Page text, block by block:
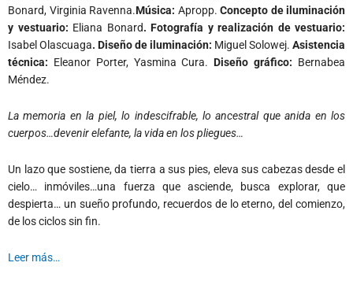
Bonard, Virginia Ravenna.Música: Apropp. Concepto de iluminación
y vestuario: Eliana Bonard. Fotografía y realización de vestuario:
Isabel Olascuaga. Diseño de iluminación: Miguel Solowej. Asistencia
técnica: Eleanor Porter, Yasmina Cura.Diseño gráfico: Bernabea
Méndez.
La memoria en la piel, lo indescifrable, lo ancestral que anida en los
cuerpos…devenir elefante, la vida en los pliegues…
Un lazo que sostiene, da tierra a sus pies, eleva sus cabezas desde el
cielo… inmóviles…una fuerza que asciende, busca explorar, que
despierta… un sueño profundo, recuerdos de lo eterno, del comienzo,
de los ciclos sin fin.
Leer más…